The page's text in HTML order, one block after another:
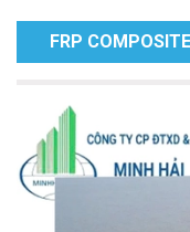
FRP COMPOSITE